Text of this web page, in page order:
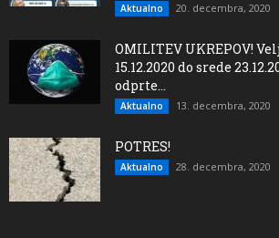
Aktualno 20. decembra, 2020
OMILITEV UKREPOV!
15.12.2020 do srede
odprte...
Aktualno 13. decembra, 2020
POTRES!
Aktualno 28. decembra, 2020